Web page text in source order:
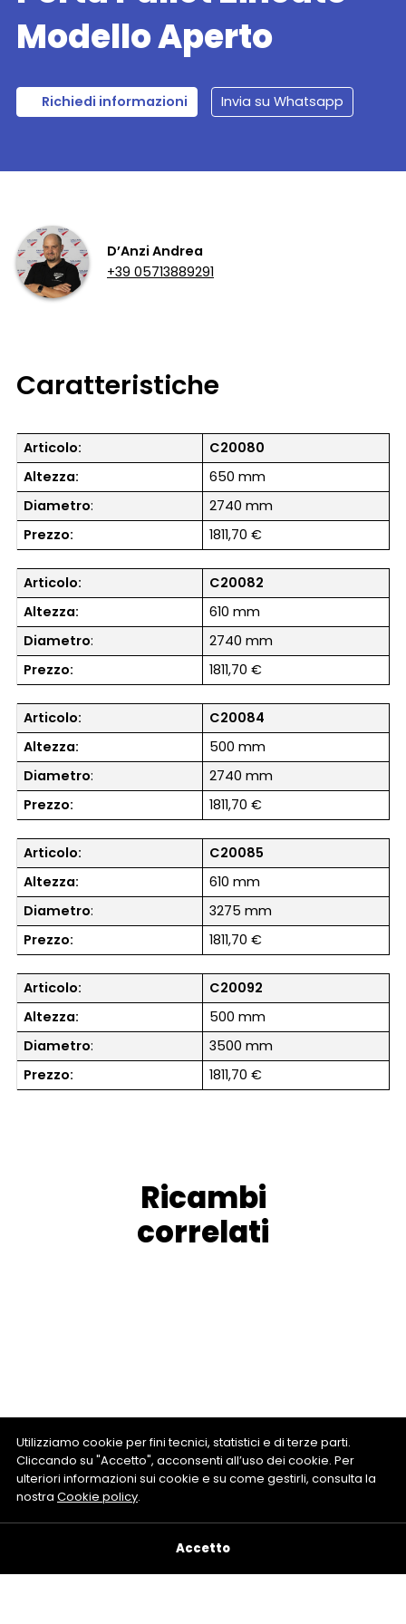
Modello Aperto
Richiedi informazioni Invia su Whatsapp
D’Anzi Andrea
+39 05713889291
Caratteristiche
Articolo:
C20080
Altezza:
650 mm
Diametro:
2740 mm
Prezzo:
1811,70 €
Articolo:
C20082
Altezza:
610 mm
Diametro:
2740 mm
Prezzo:
1811,70 €
Articolo:
C20084
Altezza:
500 mm
Diametro:
2740 mm
Prezzo:
1811,70 €
Articolo:
C20085
Altezza:
610 mm
Diametro:
3275 mm
Prezzo:
1811,70 €
Articolo:
C20092
Altezza:
500 mm
Diametro:
3500 mm
Prezzo:
1811,70 €
Ricambi
correlati
Utilizziamo cookie per fini tecnici, statistici e di terze parti.
Cliccando su "Accetto", acconsenti all’uso dei cookie. Per
ulteriori informazioni sui cookie e su come gestirli, consulta la
nostra Cookie policy.
Accetto